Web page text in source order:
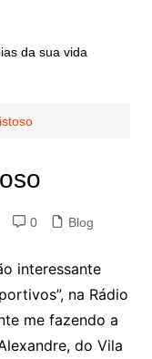
da sua vida
0 Blog
interessante
na Rádio
me fazendo a
do Vila